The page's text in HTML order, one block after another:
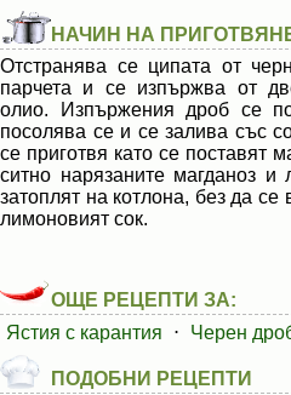
НАЧИН НА
Отстранява се ципата от
парчета и се изпържва от
олио. Изпържения дроб се
посолява се и се залива със
се приготвя като се поставят
ситно нарязаните магданоз
затоплят на котлона, без да се
лимоновият сок.
ОЩЕ РЕЦЕПТИ ЗА:
Ястия с карантия
⋅ Черен
ПОДОБНИ РЕЦЕПТИ